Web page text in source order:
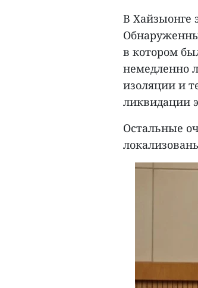
В Хайзыонге
в котором
немедленно
изоляции и
ликвидации
Остальные